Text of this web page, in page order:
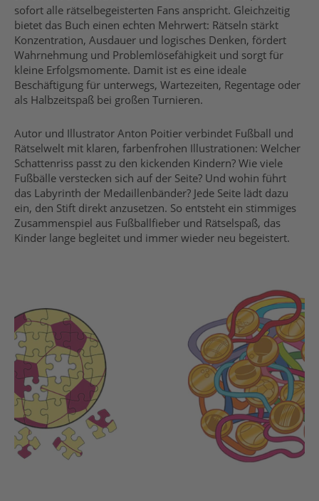
sofort alle rätselbegeisterten Fans anspricht. Gleichzeitig
bietet das Buch einen echten Mehrwert: Rätseln stärkt
Konzentration, Ausdauer und logisches Denken, fördert
Wahrnehmung und Problemlösefähigkeit und sorgt für
kleine Erfolgsmomente. Damit ist es eine ideale
Beschäftigung für unterwegs, Wartezeiten, Regentage oder
als Halbzeitspaß bei großen Turnieren.
Autor und Illustrator Anton Poitier verbindet Fußball und
Rätselwelt mit klaren, farbenfrohen Illustrationen: Welcher
Schattenriss passt zu den kickenden Kindern? Wie viele
Fußbälle verstecken sich auf der Seite? Und wohin führt
das Labyrinth der Medaillenbänder? Jede Seite lädt dazu
ein, den Stift direkt anzusetzen. So entsteht ein stimmiges
Zusammenspiel aus Fußballfieber und Rätselspaß, das
Kinder lange begleitet und immer wieder neu begeistert.